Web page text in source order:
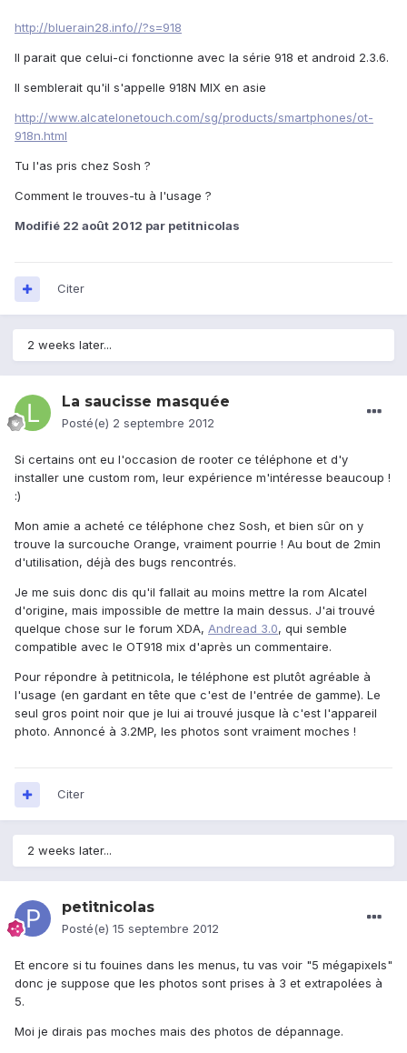
http://bluerain28.info//?s=918
Il parait que celui-ci fonctionne avec la série 918 et android 2.3.6.
Il semblerait qu'il s'appelle 918N MIX en asie
http://www.alcatelonetouch.com/sg/products/smartphones/ot-
918n.html
Tu l'as pris chez Sosh ?
Comment le trouves-tu à l'usage ?
Modifié 22 août 2012 par petitnicolas
Citer
2 weeks later...
La saucisse masquée
Posté(e) 2 septembre 2012
Si certains ont eu l'occasion de rooter ce téléphone et d'y
installer une custom rom, leur expérience m'intéresse beaucoup !
:)
Mon amie a acheté ce téléphone chez Sosh, et bien sûr on y
trouve la surcouche Orange, vraiment pourrie ! Au bout de 2min
d'utilisation, déjà des bugs rencontrés.
Je me suis donc dis qu'il fallait au moins mettre la rom Alcatel
d'origine, mais impossible de mettre la main dessus. J'ai trouvé
quelque chose sur le forum XDA, Andread 3.0, qui semble
compatible avec le OT918 mix d'après un commentaire.
Pour répondre à petitnicola, le téléphone est plutôt agréable à
l'usage (en gardant en tête que c'est de l'entrée de gamme). Le
seul gros point noir que je lui ai trouvé jusque là c'est l'appareil
photo. Annoncé à 3.2MP, les photos sont vraiment moches !
Citer
2 weeks later...
petitnicolas
Posté(e) 15 septembre 2012
Et encore si tu fouines dans les menus, tu vas voir "5 mégapixels"
donc je suppose que les photos sont prises à 3 et extrapolées à
5.
Moi je dirais pas moches mais des photos de dépannage.